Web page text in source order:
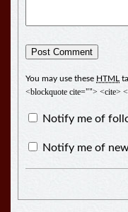
You may use these HTML
<blockquote cite=""> <cite>
Notify me of
Notify me of